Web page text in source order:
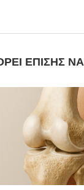
ΕΠΊΣΗΣ